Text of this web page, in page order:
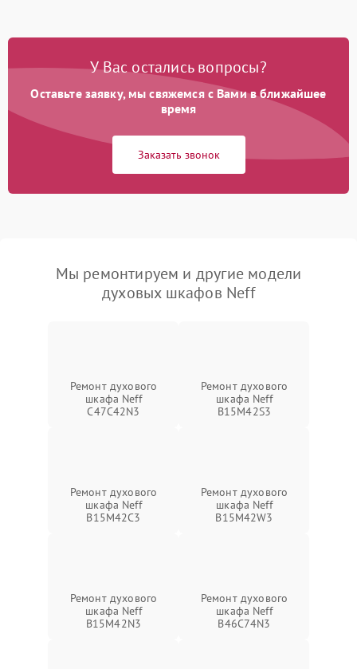
У Вас остались вопросы?
Оставьте заявку, мы свяжемся с Вами в ближайшее
время
Заказать звонок
Мы ремонтируем и другие модели
духовых шкафов Neff
Ремонт духового
шкафа Neff
C47C42N3
Ремонт духового
шкафа Neff
B15M42S3
Ремонт духового
шкафа Neff
B15M42C3
Ремонт духового
шкафа Neff
B15M42W3
Ремонт духового
шкафа Neff
B15M42N3
Ремонт духового
шкафа Neff
B46C74N3